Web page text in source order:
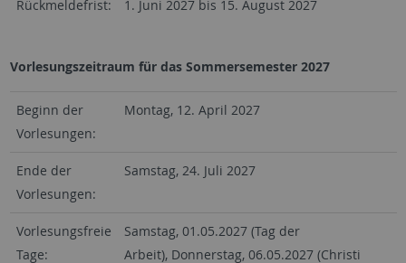
Rückmeldefrist: 1. Juni 2027 bis 15. August 2027
Vorlesungszeitraum für das Sommersemester 2027
Beginn der
Vorlesungen:
Montag, 12. April 2027
Ende der
Vorlesungen:
Samstag, 24. Juli 2027
Vorlesungsfreie
Tage:
Samstag, 01.05.2027 (Tag der
Arbeit), Donnerstag, 06.05.2027 (Christi